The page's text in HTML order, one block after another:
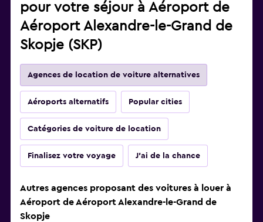
pour votre séjour à Aéroport de
Aéroport Alexandre-le-Grand de
Skopje (SKP)
Agences de location de voiture alternatives
Aéroports alternatifs Popular cities
Catégories de voiture de location
Finalisez votre voyage J'ai de la chance
Autres agences proposant des voitures à louer à
Aéroport de Aéroport Alexandre-le-Grand de
Skopje